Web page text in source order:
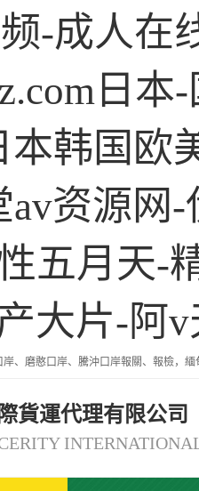
-成人在
日
本韩国
av资源网
五月天-
大片-阿v
貨運代理有限公司